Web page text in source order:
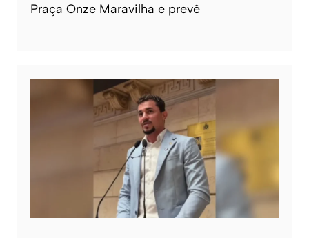
Praça Onze Maravilha e prevê